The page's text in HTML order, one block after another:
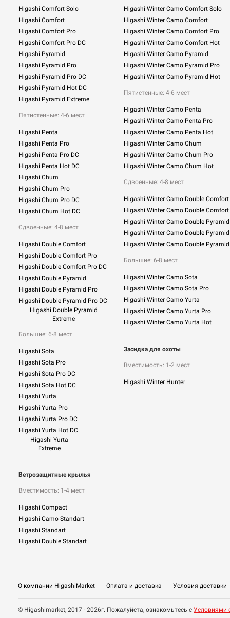
Higashi Comfort Solo
Higashi Comfort
Higashi Comfort Pro
Higashi Comfort Pro DC
Higashi Pyramid
Higashi Pyramid Pro
Higashi Pyramid Pro DC
Higashi Pyramid Hot DC
Higashi Pyramid Extreme
Пятистенные: 4-6 мест
Higashi Penta
Higashi Penta Pro
Higashi Penta Pro DC
Higashi Penta Hot DC
Higashi Chum
Higashi Chum Pro
Higashi Chum Pro DC
Higashi Chum Hot DC
Сдвоенные: 4-8 мест
Higashi Double Comfort
Higashi Double Comfort Pro
Higashi Double Comfort Pro DC
Higashi Double Pyramid
Higashi Double Pyramid Pro
Higashi Double Pyramid Pro DC
Higashi Double Pyramid
Extreme
Большие: 6-8 мест
Higashi Sota
Higashi Sota Pro
Higashi Sota Pro DC
Higashi Sota Hot DC
Higashi Yurta
Higashi Yurta Pro
Higashi Yurta Pro DC
Higashi Yurta Hot DC
Higashi Yurta
Extreme
Ветрозащитные крылья
Вместимость: 1-4 мест
Higashi Compact
Higashi Camo Standart
Higashi Standart
Higashi Double Standart
Higashi Winter Camo Comfort Solo
Higashi Winter Camo Comfort
Higashi Winter Camo Comfort Pro
Higashi Winter Camo Comfort Hot
Higashi Winter Camo Pyramid
Higashi Winter Camo Pyramid Pro
Higashi Winter Camo Pyramid Hot
Пятистенные: 4-6 мест
Higashi Winter Camo Penta
Higashi Winter Camo Penta Pro
Higashi Winter Camo Penta Hot
Higashi Winter Camo Chum
Higashi Winter Camo Chum Pro
Higashi Winter Camo Chum Hot
Сдвоенные: 4-8 мест
Higashi Winter Camo Double Comfort
Higashi Winter Camo Double
Higashi Winter Camo Double Pyramid
Higashi Winter Camo Double
Higashi Winter Camo Double
Большие: 6-8 мест
Higashi Winter Camo Sota
Higashi Winter Camo Sota Pro
Higashi Winter Camo Yurta
Higashi Winter Camo Yurta Pro
Higashi Winter Camo Yurta Hot
Засидка для охоты
Вместимость: 1-2 мест
Higashi Winter Hunter
О компании HigashiMarket Оплата и доставка Условия доставки
© Higashimarket, 2017 - 2026г. Пожалуйста, ознакомьтесь с Условиями